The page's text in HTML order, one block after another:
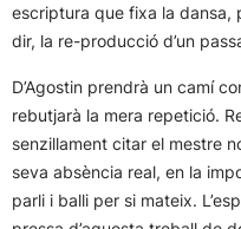
escriptura que fixa la dansa,
dir, la re-producció d’un
D’Agostin prendrà un camí
rebutjarà la mera repetició.
senzillament citar el mestre
seva absència real, en la
parli i balli per si mateix.